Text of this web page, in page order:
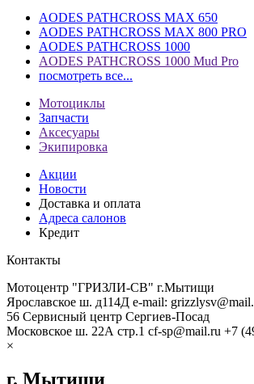
AODES PATHCROSS MAX 650
AODES PATHCROSS MAX 800 PRO
AODES PATHCROSS 1000
AODES PATHCROSS 1000 Mud Pro
посмотреть все...
Мотоциклы
Запчасти
Аксесуары
Экипировка
Акции
Новости
Доставка и оплата
Адреса салонов
Кредит
Контакты
Мотоцентр "ГРИЗЛИ-СВ" г.Мытищи
Ярославское ш. д114Д e-mail:
56 Сервисный центр Сергиев-Посад
Московское ш. 22А стр.1 cf-sp@mail.ru +7
×
г. Мытищи